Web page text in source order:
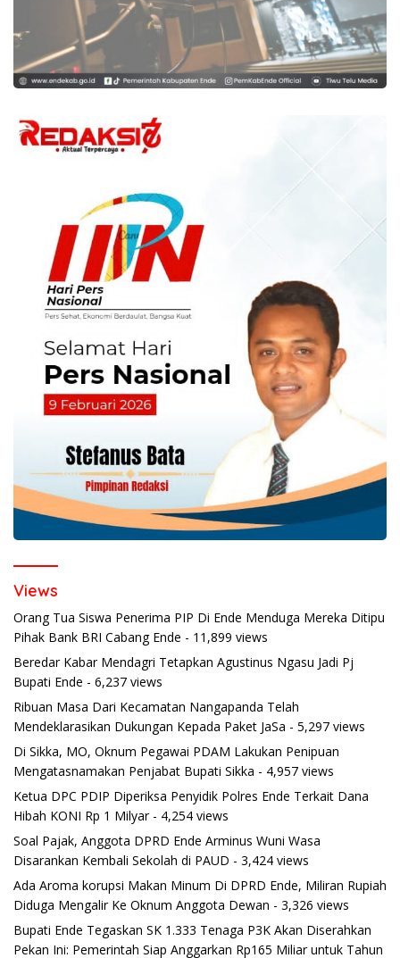
Views
Orang Tua Siswa Penerima PIP Di Ende Menduga Mereka Ditipu
Pihak Bank BRI Cabang Ende - 11,899 views
Beredar Kabar Mendagri Tetapkan Agustinus Ngasu Jadi Pj
Bupati Ende - 6,237 views
Ribuan Masa Dari Kecamatan Nangapanda Telah
Mendeklarasikan Dukungan Kepada Paket JaSa - 5,297 views
Di Sikka, MO, Oknum Pegawai PDAM Lakukan Penipuan
Mengatasnamakan Penjabat Bupati Sikka - 4,957 views
Ketua DPC PDIP Diperiksa Penyidik Polres Ende Terkait Dana
Hibah KONI Rp 1 Milyar- 4,254 views
Soal Pajak, Anggota DPRD Ende Arminus Wuni Wasa
Disarankan Kembali Sekolah di PAUD - 3,424 views
Ada Aroma korupsi Makan Minum Di DPRD Ende, Miliran Rupiah
Diduga Mengalir Ke Oknum Anggota Dewan - 3,326 views
Bupati Ende Tegaskan SK 1.333 Tenaga P3K Akan Diserahkan
Pekan Ini: Pemerintah Siap Anggarkan Rp165 Miliar untuk Tahun